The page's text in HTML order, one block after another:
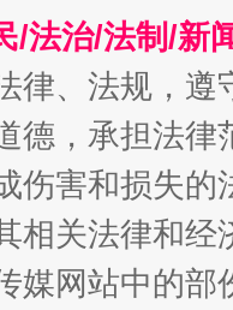
一
/法治/法制/新
律、法规，
德，承担法
伤害和损失
相关法律和
媒网站中的